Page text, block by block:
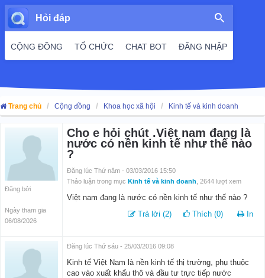
Hỏi đáp
CỘNG ĐỒNG TỔ CHỨC CHAT BOT ĐĂNG NHẬP
Trang chủ Cộng đồng Khoa học xã hội Kinh tế và kinh doanh
Đăng bởi
Ngày tham gia
06/08/2026
Cho e hỏi chút .Việt nam đang là
nước có nền kinh tế như thế nào
?
Đăng lúc Thứ năm - 03/03/2016 15:50
Thảo luận trong mục Kinh tế và kinh doanh , 2644 lượt xem
Việt nam đang là nước có nền kinh tế như thế nào ?
Trả lời (2)
Thích (0) In
Đăng lúc Thứ sáu - 25/03/2016 09:08
Kinh tế Việt Nam là nền kinh tế thị trường, phụ thuộc
cao vào xuất khẩu thô và đầu tư trực tiếp nước